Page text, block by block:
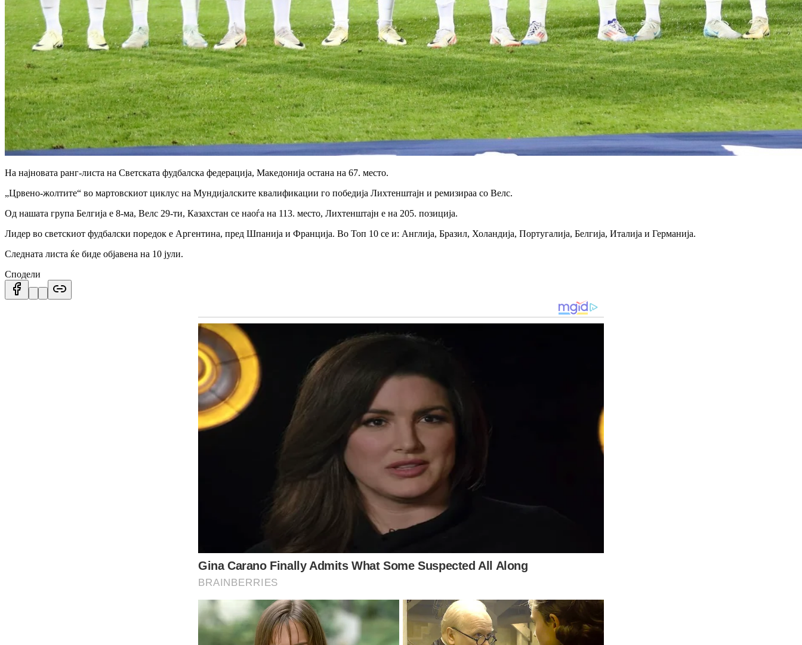
На најновата ранг-листа на Светската фудбалска федерација, Македонија остана на 67. место.
„Црвено-жолтите“ во мартовскиот циклус на Мундијалските квалификации го победија Лихтенштајн и ремизираа со Велс.
Од нашата група Белгија е 8-ма, Велс 29-ти, Казахстан се наоѓа на 113. место, Лихтенштајн е на 205. позиција.
Лидер во светскиот фудбалски поредок е Аргентина, пред Шпанија и Франција. Во Топ 10 се и: Англија, Бразил, Холандија, Португалија, Белгија, Италија и Германија.
Следната листа ќе биде објавена на 10 јули.
Сподели